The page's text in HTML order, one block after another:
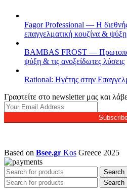
Fagor Professional — Η
επαγγελματική κουζίνα & ψύξη
BAMBAS FROST —
ψύξη & τις ανοξείδωτες λύσεις
Rational: Ηγέτης στην
Γραφτείτε στο newsletter μας και
Based on Bsee.gr Kos Greece 2025
Search
Search